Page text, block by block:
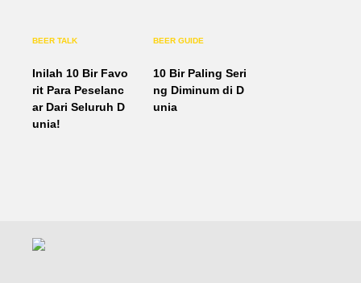
BEER TALK
Inilah 10 Bir Favo
rit Para Peselanc
ar Dari Seluruh D
unia!
BEER GUIDE
10 Bir Paling Seri
ng Diminum di D
unia